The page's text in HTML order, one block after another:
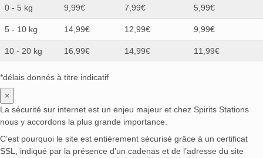
0 - 5 kg 9,99€ 7,99€ 5,99€
5 - 10 kg 14,99€ 12,99€ 9,99€
10 - 20 kg 16,99€ 14,99€ 11,99€
*délais donnés à titre indicatif
×
La sécurité sur internet est un enjeu majeur et chez Spirits Stations
nous y accordons la plus grande importance.
C’est pourquoi le site est entièrement sécurisé grâce à un certificat
SSL, indiqué par la présence d’un cadenas et de l’adresse du site